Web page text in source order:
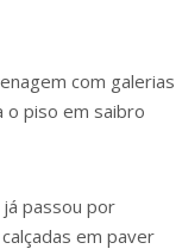
com galerias
o piso em saibro
já passou por
em paver